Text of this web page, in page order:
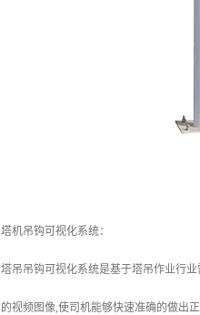
塔机吊钩可视化系统：
塔吊吊钩可视化系统是基于塔吊作业行
的视频图像,使司机能够快速准确的做出